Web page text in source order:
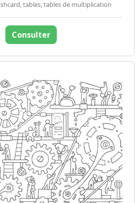
tables, tables de multiplication
Consulter